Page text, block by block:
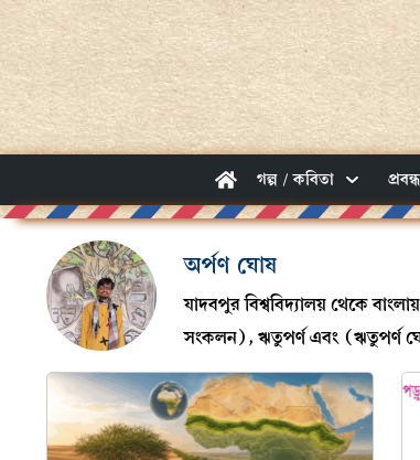
গল্প / কবিতা প্রবন্ধ
অর্পণ ঘোষ
যাদবপুর বিশ্ববিদ্যালয় থেকে
সংকলন), ঋতুপর্ণ এবং (ঋতুপর্ণ